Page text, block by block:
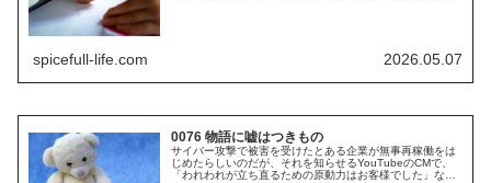
spicefull-life.com 2026.05.07
0076 物語に嘘はつきもの
サイバー攻撃で被害を受けたとある企業が無事再稼働をは
じめたらしいのだが、それを知らせるYouTubeのCMで、
「われわれが立ち直るための原動力はお客様でした」なん